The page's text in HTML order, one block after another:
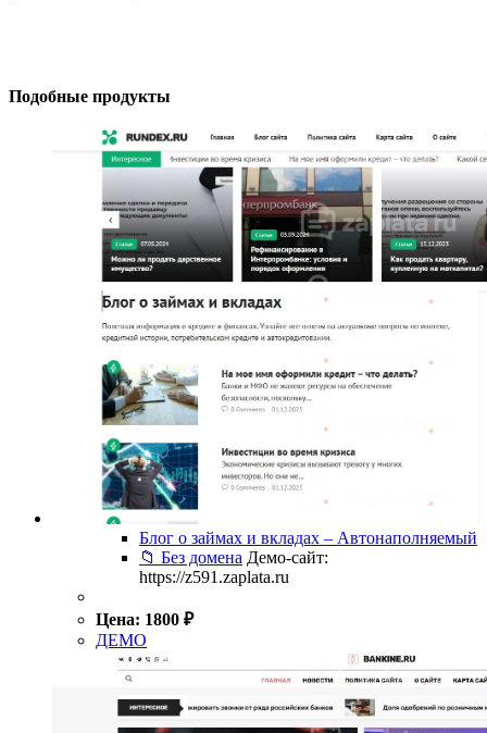
Подобные продукты
Блог о займах и вкладах – Автонаполняемый
📁 Без домена Демо-сайт:
https://z591.zaplata.ru
Цена: 1800 ₽
ДЕМО